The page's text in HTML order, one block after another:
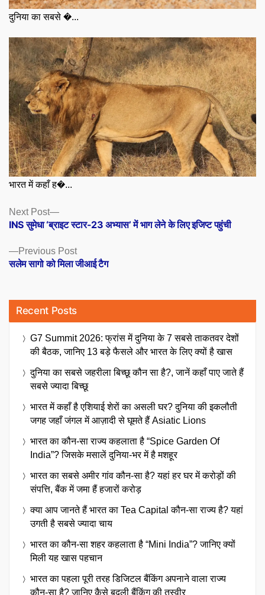
दुनिया का सबसे �...
भारत में कहाँ ह�...
Posts
navigation
Previous PostPrevious
post:
सलेम सागो को मिला जीआई टैग
Next Post
Next
post:
INS सुमेधा ‘ब्राइट स्टार-23 अभ्यास’ में भाग लेने के लिए इजिप्ट पहुंची
Recent Posts
G7 Summit 2026: फ्रांस में दुनिया के 7 सबसे ताकतवर देशों
की बैठक, जानिए 13 बड़े फैसले और भारत के लिए क्यों है खास
दुनिया का सबसे जहरीला बिच्छू कौन सा है?, जानें कहाँ पाए जाते हैं
सबसे ज्यादा बिच्छू
भारत में कहाँ है एशियाई शेरों का असली घर? दुनिया की इकलौती
जगह जहाँ जंगल में आज़ादी से घूमते हैं Asiatic Lions
भारत का कौन-सा राज्य कहलाता है “Spice Garden Of
India”? जिसके मसालें दुनिया-भर में है मशहूर
भारत का सबसे अमीर गांव कौन-सा है? यहां हर घर में करोड़ों की
संपत्ति, बैंक में जमा हैं हजारों करोड़
क्या आप जानते हैं भारत का Tea Capital कौन-सा राज्य है? यहां
उगती है सबसे ज्यादा चाय
भारत का कौन-सा शहर कहलाता है “Mini India”? जानिए क्यों
मिली यह खास पहचान
भारत का पहला पूरी तरह डिजिटल बैंकिंग अपनाने वाला राज्य
कौन-सा है? जानिए कैसे बदली बैंकिंग की तस्वीर